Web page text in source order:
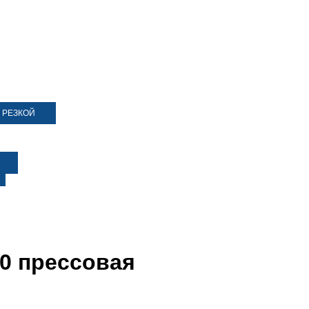
прессовая